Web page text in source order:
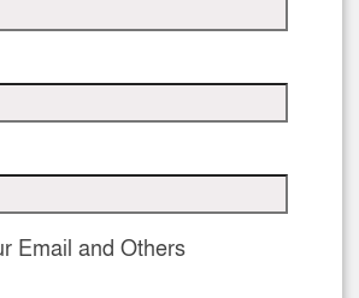
Email and Others